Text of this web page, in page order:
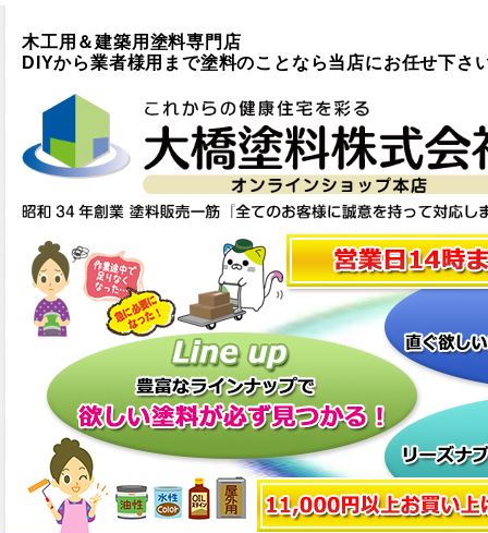
木工用＆建築用塗料専門店
DIYから業者様用まで塗料のことなら当店にお任せ下さ